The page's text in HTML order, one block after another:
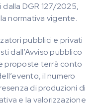
DGR 127/2025,
normativa vigente.
pubblici e privati
dall’Avviso pubblico
proposte terrà conto
il numero
di produzioni di
e la valorizzazione